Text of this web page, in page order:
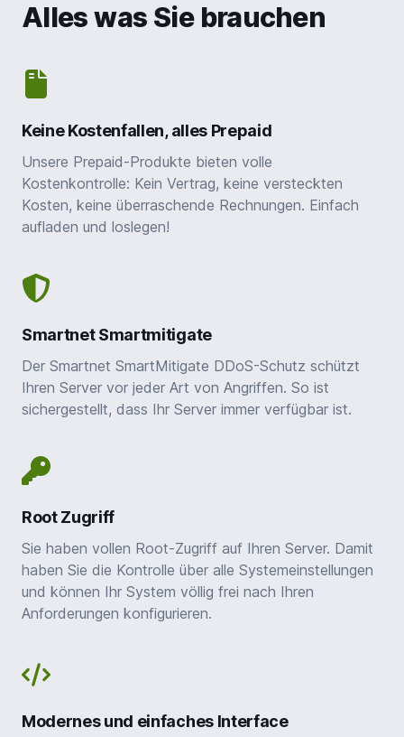
Alles was Sie brauchen
Keine Kostenfallen, alles Prepaid
Unsere Prepaid-Produkte bieten volle
Kostenkontrolle: Kein Vertrag, keine versteckten
Kosten, keine überraschende Rechnungen. Einfach
aufladen und loslegen!
Smartnet Smartmitigate
Der Smartnet SmartMitigate DDoS-Schutz schützt
Ihren Server vor jeder Art von Angriffen. So ist
sichergestellt, dass Ihr Server immer verfügbar ist.
Root Zugriff
Sie haben vollen Root-Zugriff auf Ihren Server. Damit
haben Sie die Kontrolle über alle Systemeinstellungen
und können Ihr System völlig frei nach Ihren
Anforderungen konfigurieren.
Modernes und einfaches Interface